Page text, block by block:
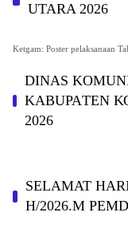
UTARA 2026
Ketgam: Poster pelaksanaan
DINAS
KABUPAΤΕΝ
2026
SELAMAT
H/2026.M